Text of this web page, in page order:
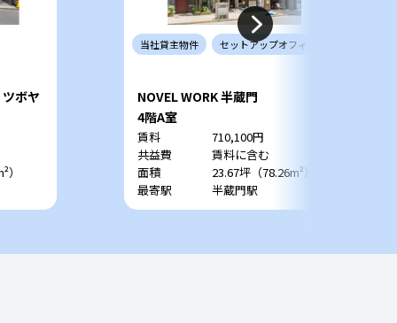
ボヤ
当社貸主物件 セットアップオフィス
NOVEL WORK 半蔵門
4階A室
賃料
710,100円
共益費
賃料に含む
面積
23.67坪（78.26m²）
最寄駅
半蔵門駅